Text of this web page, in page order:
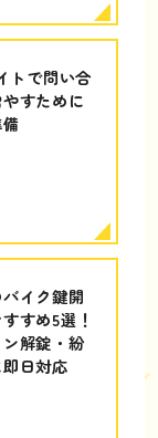
トで問い合
すために
イク鍵開
すめ5選！
解錠・紛
日対応